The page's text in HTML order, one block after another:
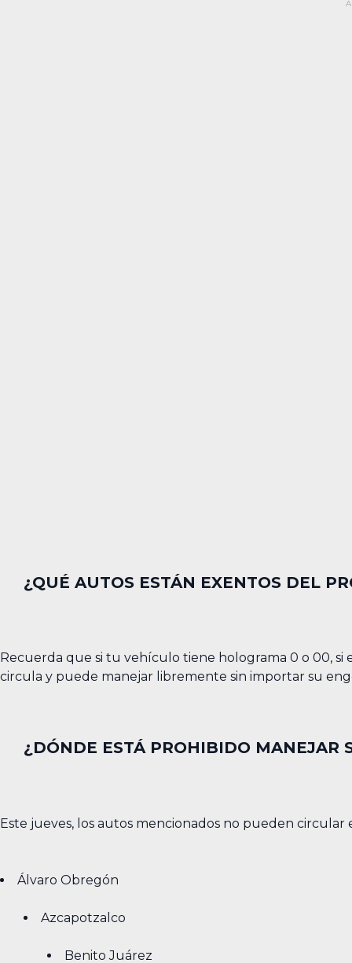
¿QUÉ AUTOS ESTÁN EXENTOS DEL
Recuerda que si tu vehículo tiene holograma 0 o 00,
circula y puede manejar libremente sin importar su
¿DÓNDE ESTÁ PROHIBIDO MANEJAR
Este jueves, los autos mencionados no pueden circular
Álvaro Obregón
Azcapotzalco
Benito Juárez